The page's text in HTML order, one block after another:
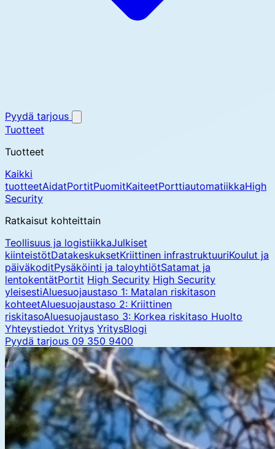
Pyydä tarjous
Tuotteet
Tuotteet
Kaikki
tuotteetAidatPortitPuomitKaiteetPorttiautomatiikkaHigh
Security
Ratkaisut kohteittain
Teollisuus ja logistiikkaJulkiset
kiinteistötDatakeskuksetKriittinen infrastruktuuriKoulut ja
päiväkoditPysäköinti ja taloyhtiötSatamat ja
lentokentätPortit High Security High Security
yleisestiAluesuojaustaso 1: Matalan riskitason
kohteetAluesuojaustaso 2: Kriittinen
riskitasoAluesuojaustaso 3: Korkea riskitaso Huolto
Yhteystiedot Yritys YritysBlogi
Pyydä tarjous 09 350 9400